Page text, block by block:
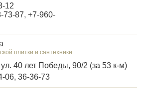
12
73-87, +7-960-
плитки и сантехники
40 лет Победы, 90/2 (за 53 к-м)
06, 36-36-73